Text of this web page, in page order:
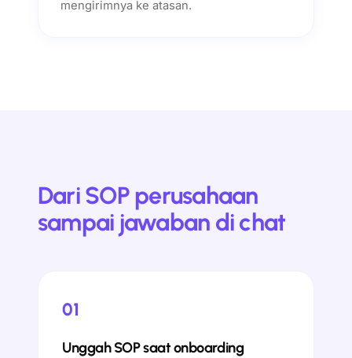
mengirimnya ke atasan.
Dari SOP perusahaan
sampai jawaban di chat
01
Unggah SOP saat onboarding